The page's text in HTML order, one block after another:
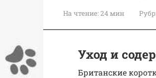
На чтение:24 мин
Уход и
Британские